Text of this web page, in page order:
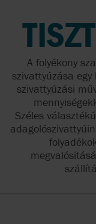
A folyékony
szivattyúzása egy
szivattyúzási
Széles